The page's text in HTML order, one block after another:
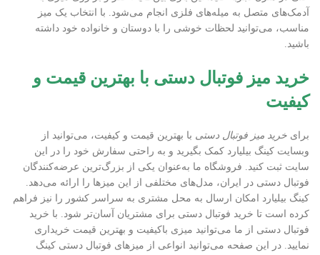
آدمک‌های متصل به میله‌های فلزی انجام می‌شود. با انتخاب یک میز
مناسب، می‌توانید لحظات خوشی را با دوستان و خانواده خود داشته
باشید.
خرید میز فوتبال دستی با بهترین قیمت و
کیفیت
برای خرید میز فوتبال دستی با بهترین قیمت و کیفیت، می‌توانید از
وبسایت کینگ بیلیارد کمک بگیرید و به راحتی سفارش خود را در این
سایت ثبت کنید. فروشگاه ما به‌عنوان یکی از بزرگ‌ترین عرضه‌کنندگان
فوتبال دستی در ایران، مدل‌های مختلفی از این میزها را ارائه می‌دهد.
کینگ بیلیارد امکان ارسال به محل مشتری به سراسر کشور را نیز فراهم
کرده است تا خرید فوتبال دستی برای مشتریان آسان‌تر شود. با خرید
فوتبال دستی از ما می‌توانید میزی باکیفیت و بهترین قیمت خریداری
نمایید. در این صفحه می‌توانید انواعی از میزهای فوتبال دستی کینگ